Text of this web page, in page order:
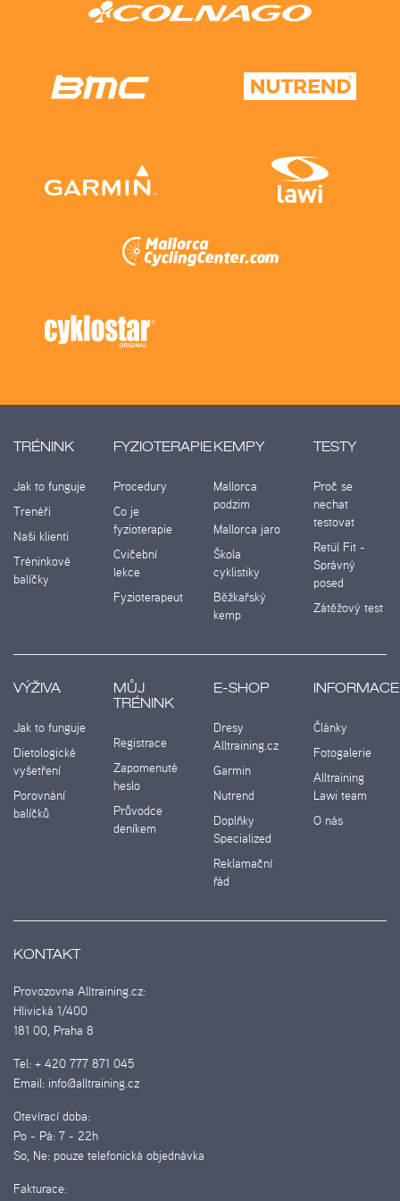
TRÉNINK
Jak to funguje
Trenéři
Naši klienti
Tréninkové
balíčky
FYZIOTERAPIE
Procedury
Co je
fyzioterapie
Cvičební
lekce
Fyzioterapeut
KEMPY
Mallorca
podzim
Mallorca jaro
Škola
cyklistiky
Běžkařský
kemp
TESTY
Proč se
nechat
testovat
Retül Fit -
Správný
posed
Zátěžový test
VÝŽIVA
Jak to funguje
Dietologické
vyšetření
Porovnání
balíčků
MŮJ
TRÉNINK
Registrace
Zapomenuté
heslo
Průvodce
deníkem
E-SHOP
Dresy
Alltraining.cz
Garmin
Nutrend
Doplňky
Specialized
Reklamační
řád
INFORMACE
Články
Fotogalerie
Alltraining
Lawi team
O nás
KONTAKT
Provozovna Alltraining.cz:
Hlivická 1/400
181 00, Praha 8
Tel: + 420 777 871 045
Email: info@alltraining.cz
Otevírací doba:
Po - Pá: 7 - 22h
So, Ne: pouze telefonická objednávka
Fakturace: